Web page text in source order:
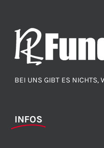
BEI UNS GIBT ES NICHTS,
INFOS